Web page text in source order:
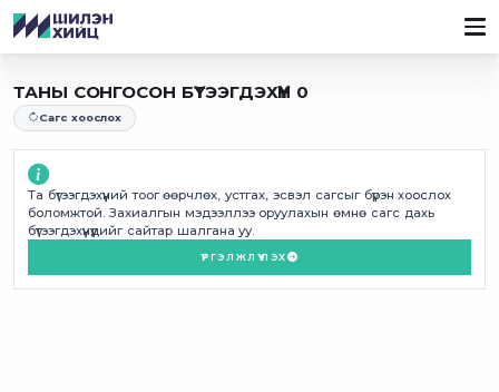
ТАНЫ СОНГОСОН БҮТЭЭГДЭХҮҮН 0
Сагс хоослох
Та бүтээгдэхүүний тоог өөрчлөх, устгах, эсвэл сагсыг бүрэн хоослох
боломжтой. Захиалгын мэдээллээ оруулахын өмнө сагс дахь
бүтээгдэхүүнүүдийг сайтар шалгана уу.
ҮРГЭЛЖЛҮҮЛЭХ